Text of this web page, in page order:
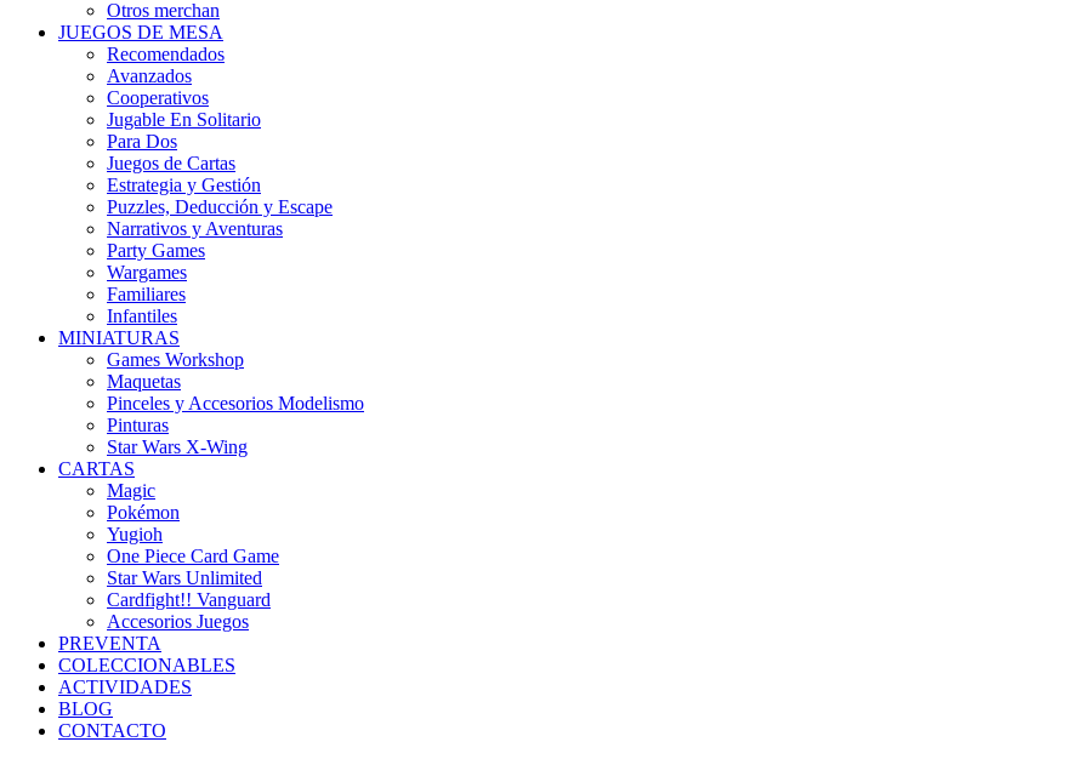
Otros merchan
JUEGOS DE MESA
Recomendados
Avanzados
Cooperativos
Jugable En Solitario
Para Dos
Juegos de Cartas
Estrategia y Gestión
Puzzles, Deducción y Escape
Narrativos y Aventuras
Party Games
Wargames
Familiares
Infantiles
MINIATURAS
Games Workshop
Maquetas
Pinceles y Accesorios Modelismo
Pinturas
Star Wars X-Wing
CARTAS
Magic
Pokémon
Yugioh
One Piece Card Game
Star Wars Unlimited
Cardfight!! Vanguard
Accesorios Juegos
PREVENTA
COLECCIONABLES
ACTIVIDADES
BLOG
CONTACTO